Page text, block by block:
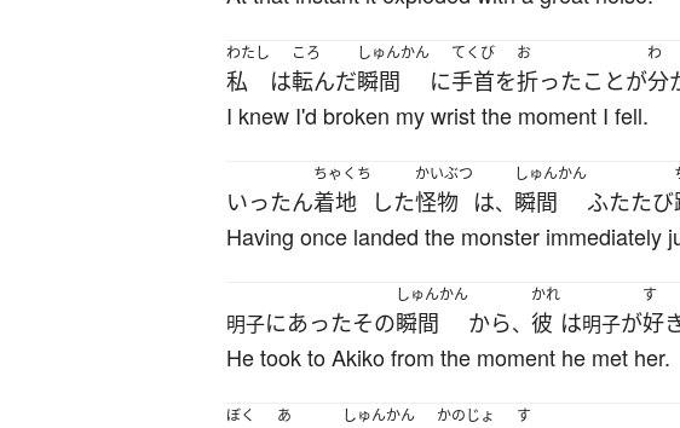
わたし
私 は
ころ
転んだ
しゅんかん
瞬間 に
てくび
手首を
お
折ったことが
わ
分
I knew I'd broken my wrist the moment I fell.
いったん
ちゃくち
着地 した
かいぶつ
怪物 は、
しゅんかん
瞬間 ふたたび
Having once landed the monster immediately
明子にあったその
しゅんかん
瞬間 から、
かれ
彼 は明子が
す
好
He took to Akiko from the moment he met her.
ぼく
あ しゅんかん かのじょ す